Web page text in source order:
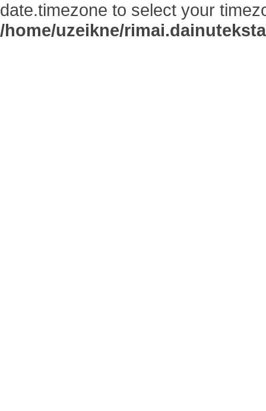
date.timezone to select your
/home/uzeikne/